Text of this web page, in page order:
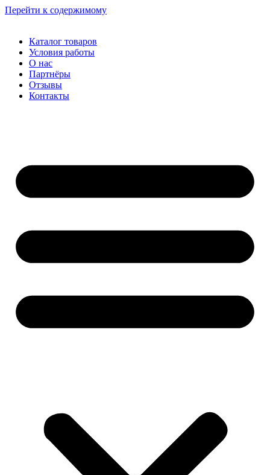
Перейти к содержимому
Каталог товаров
Условия работы
О нас
Партнёры
Отзывы
Контакты